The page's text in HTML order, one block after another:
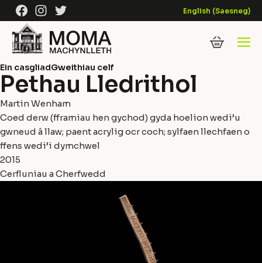
Skip to content
FacebookInstagramTwitter English (Saesneg)
Ein casgliadGweithiau celf
Pethau Lledrithol
Martin Wenham
Coed derw (fframiau hen gychod) gyda hoelion wedi’u
gwneud â llaw; paent acrylig ocr coch; sylfaen llechfaen o
ffens wedi’i dymchwel
2015
Cerfluniau a Cherfwedd